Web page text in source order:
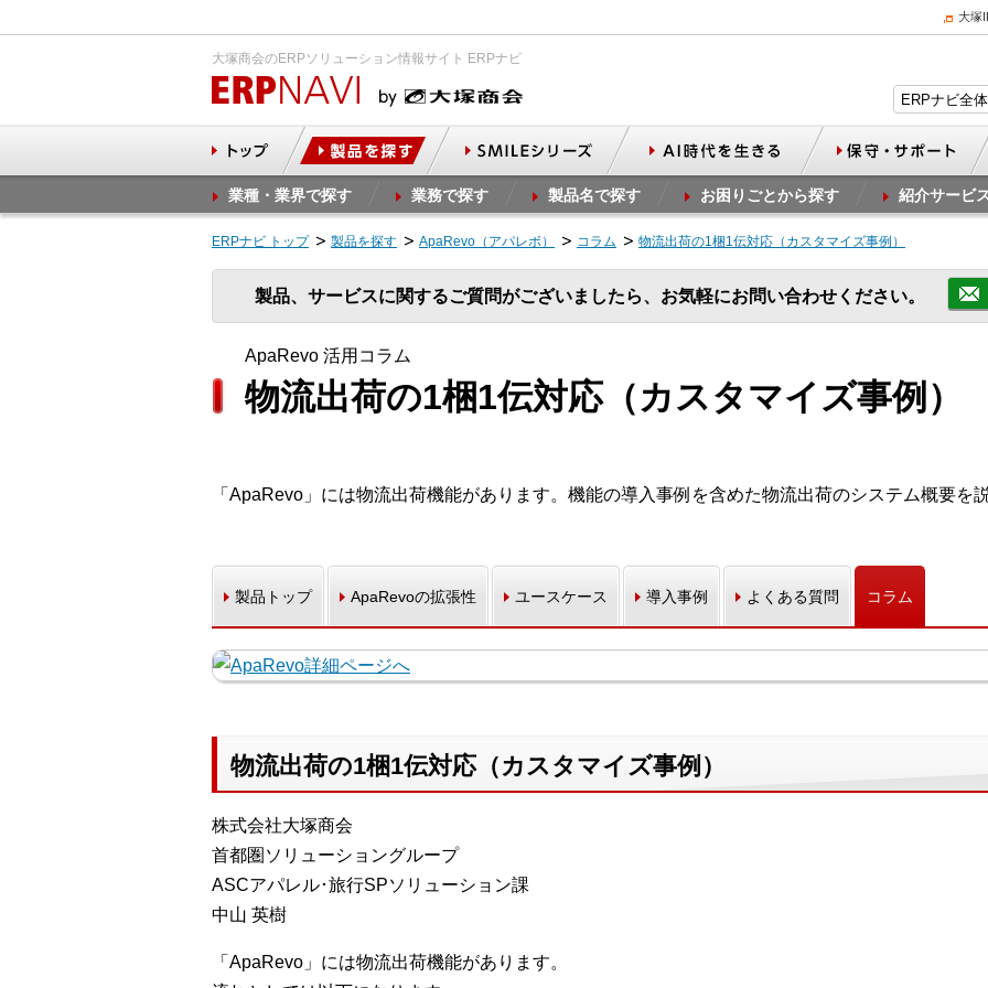
大塚
大塚商会のERPソリューション情報サイト ERPナビ
業種・業界で探す 業務で探す 製品名で探す お困りごとから探す 紹介サービ
ERPナビ トップ 製品を探す ApaRevo（アパレボ） コラム 物流出荷の1梱1伝対応（カスタマイズ事例）
製品、サービスに関するご質問がございましたら、お気軽にお問い合わせください。
ApaRevo 活用コラム
物流出荷の1梱1伝対応（カスタマイズ事例）
「ApaRevo」には物流出荷機能があります。機能の導入事例を含めた物流出荷のシステム概要を
製品トップ ApaRevoの拡張性 ユースケース 導入事例 よくある質問 コラム
物流出荷の1梱1伝対応（カスタマイズ事例）
株式会社大塚商会
首都圏ソリューショングループ
ASCアパレル･旅行SPソリューション課
中山 英樹
「ApaRevo」には物流出荷機能があります。